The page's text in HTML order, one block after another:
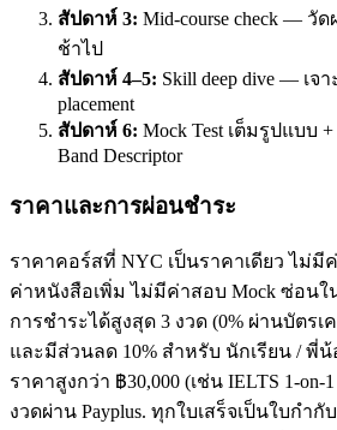
สัปดาห์ 3: Mid-course check — วัด
ช้าไป
สัปดาห์ 4–5: Skill deep dive — เ
placement
สัปดาห์ 6: Mock Test เต็มรูปแบบ
Band Descriptor
ราคาและการผ่อนชำระ
ราคาคอร์สที่ NYC เป็นราคาเดียว ไม่มี
ค่าหนังสือเพิ่ม ไม่มีค่าสอบ Mock ซ่อนใ
การชำระได้สูงสุด 3 งวด (0% ผ่านบัตรเ
และมีส่วนลด 10% สำหรับ นักเรียน / พี่น้
ราคาสูงกว่า ฿30,000 (เช่น IELTS 1-on-
งวดผ่าน Payplus. ทุกใบเสร็จเป็นใบกำ